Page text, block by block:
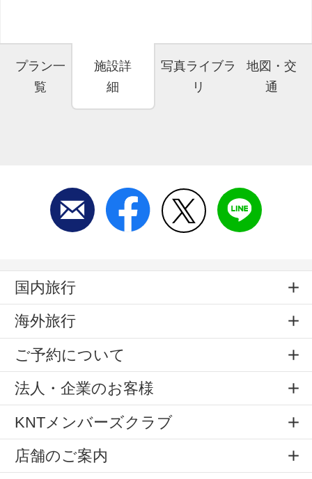
プラン一
覧
施設詳
細
写真ライブラ
リ
地図・交
通
国内旅行
海外旅行
ご予約について
法人・企業のお客様
KNTメンバーズクラブ
店舗のご案内